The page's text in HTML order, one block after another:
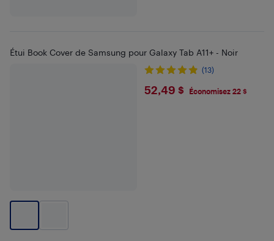
Étui Book Cover de Samsung pour Galaxy Tab A11+ - Noir
(13)
$52.49
52,49 $ Économisez 22 $